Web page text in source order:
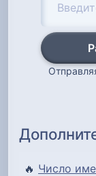
🔥 Число